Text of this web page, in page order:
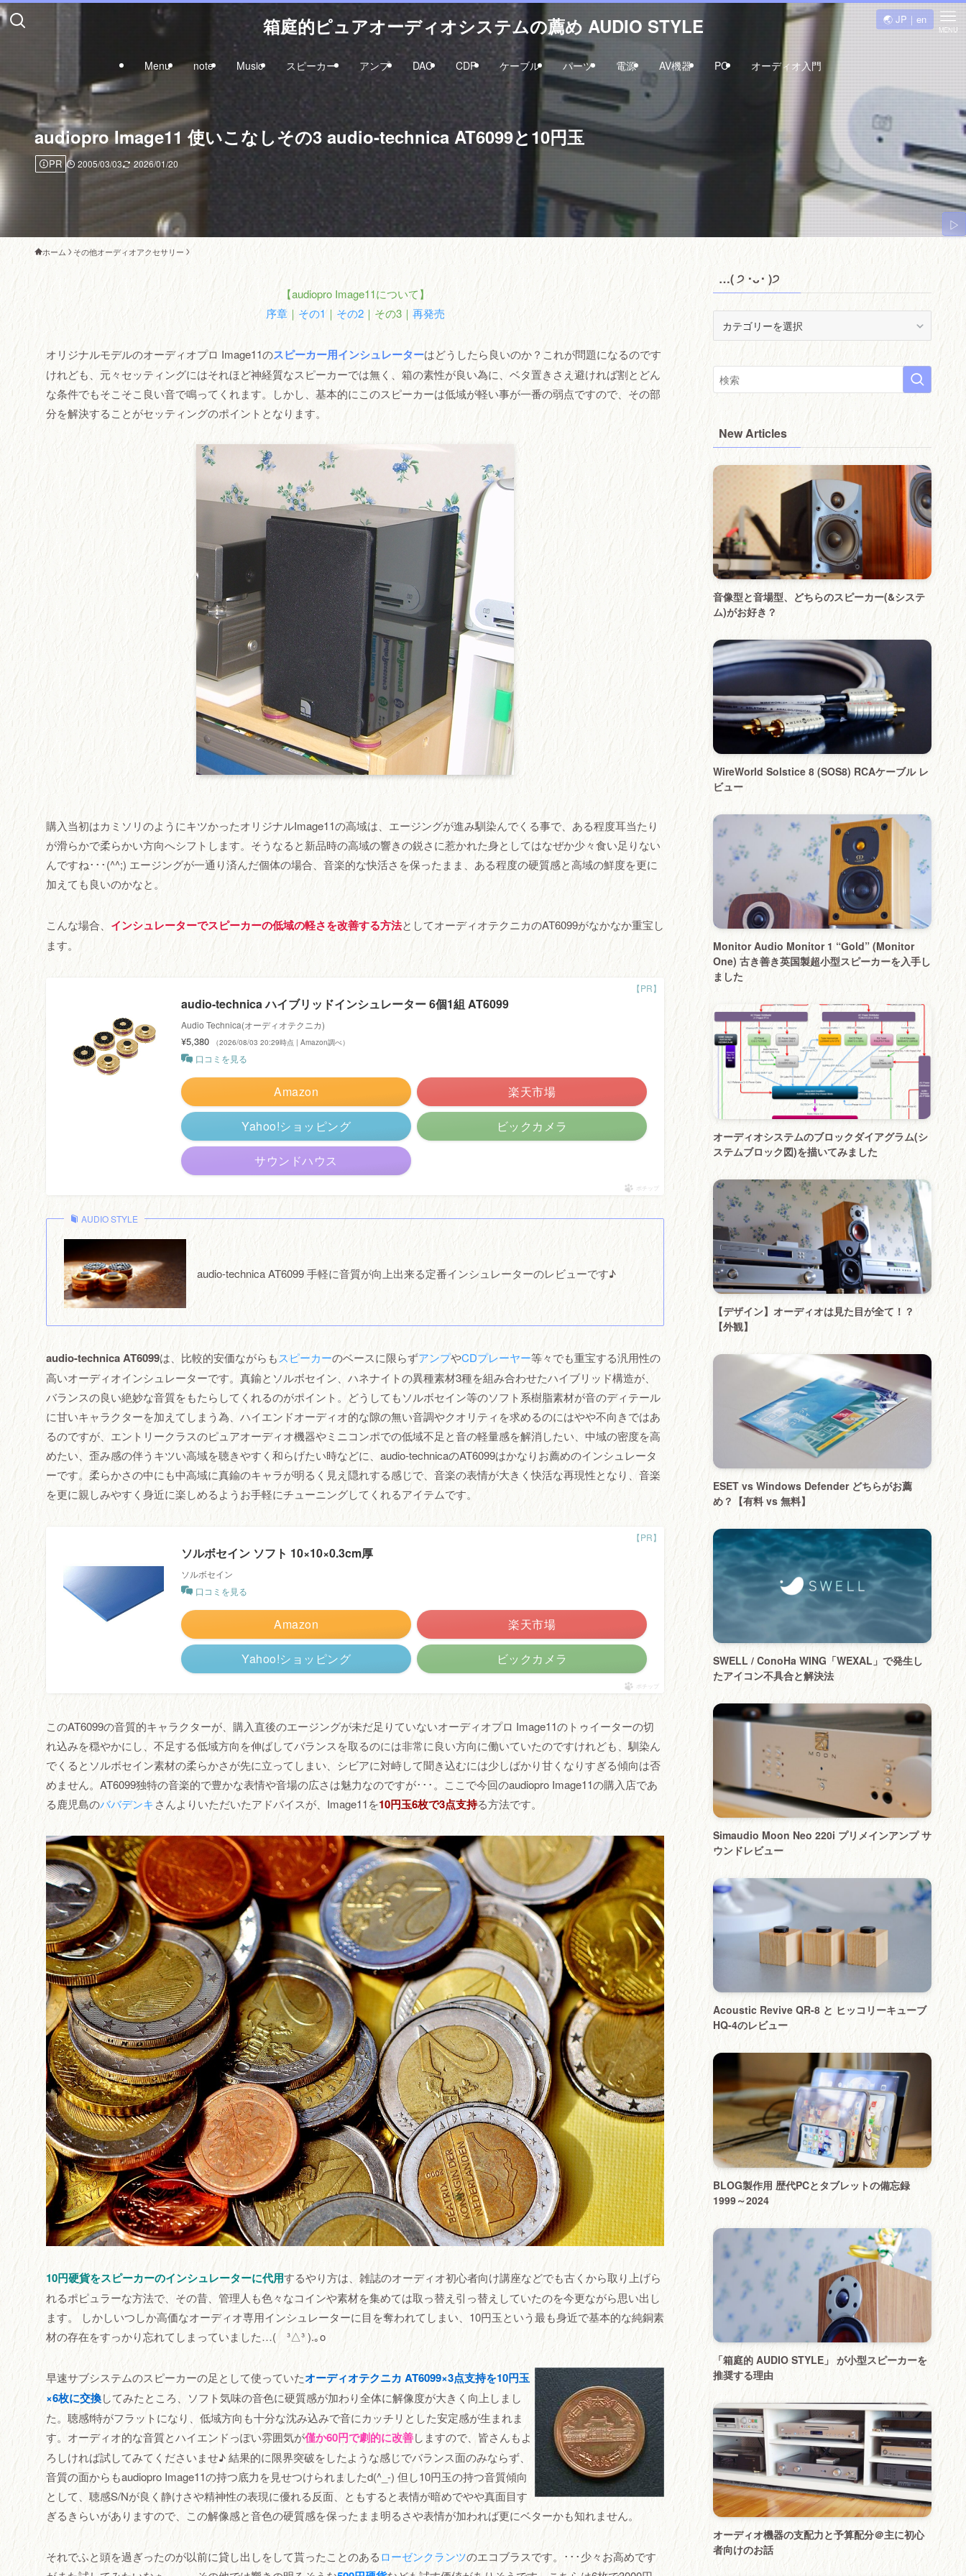
箱庭的ピュアオーディオシステムの薦め AUDIO STYLE
Menu note Music スピーカー アンプ DAC CDP ケーブル パーツ 電源 AV機器 PC オーディオ入門
MENU
audiopro Image11 使いこなしその3 audio-technica AT6099と10円玉
PR 2005/03/03 2026/01/20
ホーム その他オーディオアクセサリー
【audiopro Image11について】
序章｜ その1 ｜ その2｜その3｜ 再発売
オリジナルモデルのオーディオプロ Image11のスピーカー用インシュレーターはどうしたら良いのか？これが問題になるのです
けれども、元々セッティングにはそれほど神経質なスピーカーでは無く、箱の素性が良い為に、ベタ置きさえ避ければ割とどん
な条件でもそこそこ良い音で鳴ってくれます。しかし、基本的にこのスピーカーは低域が軽い事が一番の弱点ですので、その部
分を解決することがセッティングのポイントとなります。
購入当初はカミソリのようにキツかったオリジナルImage11の高域は、エージングが進み馴染んでくる事で、ある程度耳当たり
が滑らかで柔らかい方向へシフトします。そうなると新品時の高域の響きの鋭さに惹かれた身としてはなぜか少々食い足りない
んですね･･･(^^;) エージングが一通り済んだ個体の場合、音楽的な快活さを保ったまま、ある程度の硬質感と高域の鮮度を更に
加えても良いのかなと。
こんな場合、 インシュレーターでスピーカーの低域の軽さを改善する方法としてオーディオテクニカのAT6099がなかなか重宝し
ます。
audio-technica ハイブリッドインシュレーター 6個1組 AT6099
Audio Technica(オーディオテクニカ)
¥5,380 （2026/08/03 20:29時点 | Amazon調べ）
口コミを見る
Amazon 楽天市場
Yahoo!ショッピング ビックカメラ
サウンドハウス
ポチップ
AUDIO STYLE
audio-technica AT6099 手軽に音質が向上出来る定番インシュレーターのレビューです♪
audio-technica AT6099は、比較的安価ながらもスピーカーのベースに限らずアンプやCDプレーヤー等々でも重宝する汎用性の
高いオーディオインシュレーターです。真鍮とソルボセイン、ハネナイトの異種素材3種を組み合わせたハイブリッド構造が、
バランスの良い絶妙な音質をもたらしてくれるのがポイント。どうしてもソルボセイン等のソフト系樹脂素材が音のディテール
に甘いキャラクターを加えてしまう為、ハイエンドオーディオ的な隙の無い音調やクオリティを求めるのにはやや不向きではあ
るのですが、エントリークラスのピュアオーディオ機器やミニコンポでの低域不足と音の軽量感を解消したい、中域の密度を高
めたい、歪み感の伴うキツい高域を聴きやすく和らげたい時などに、audio-technicaのAT6099はかなりお薦めのインシュレータ
ーです。柔らかさの中にも中高域に真鍮のキャラが明るく見え隠れする感じで、音楽の表情が大きく快活な再現性となり、音楽
を更に親しみやすく身近に楽しめるようお手軽にチューニングしてくれるアイテムです。
ソルボセイン ソフト 10×10×0.3cm厚
ソルボセイン
口コミを見る
Amazon 楽天市場
Yahoo!ショッピング ビックカメラ
ポチップ
このAT6099の音質的キャラクターが、購入直後のエージングが未だ足りていないオーディオプロ Image11のトゥイーターの切
れ込みを穏やかにし、不足する低域方向を伸ばしてバランスを取るのには非常に良い方向に働いていたのですけれども、馴染ん
でくるとソルボセイン素材の柔らかさが先に立ってしまい、シビアに対峙して聞き込むには少しばかり甘くなりすぎる傾向は否
めません。AT6099独特の音楽的で豊かな表情や音場の広さは魅力なのですが･･･。ここで今回のaudiopro Image11の購入店であ
る鹿児島のババデンキさんよりいただいたアドバイスが、Image11を10円玉6枚で3点支持る方法です。
10円硬貨をスピーカーのインシュレーターに代用するやり方は、雑誌のオーディオ初心者向け講座などでも古くから取り上げら
れるポピュラーな方法で、その昔、管理人も色々なコインや素材を集めては取っ替え引っ替えしていたのを今更ながら思い出し
ます。 しかしいつしか高価なオーディオ専用インシュレーターに目を奪われてしまい、10円玉という最も身近で基本的な純銅素
材の存在をすっかり忘れてしまっていました…( ³△³ ).｡o
早速サブシステムのスピーカーの足として使っていたオーディオテクニカ AT6099×3点支持を10円玉
×6枚に交換してみたところ、ソフト気味の音色に硬質感が加わり全体に解像度が大きく向上しまし
た。聴感f特がフラットになり、低域方向も十分な沈み込みで音にカッチリとした安定感が生まれま
す。オーディオ的な音質とハイエンドっぽい雰囲気が僅か60円で劇的に改善しますので、皆さんもよ
ろしければ試してみてくださいませ♪ 結果的に限界突破をしたような感じでバランス面のみならず、
音質の面からもaudiopro Image11の持つ底力を見せつけられましたd(^_-) 但し10円玉の持つ音質傾向
として、聴感S/Nが良く静けさや精神性の表現に優れる反面、ともすると表情が暗めでやや真面目す
ぎるきらいがありますので、この解像感と音色の硬質感を保ったまま明るさや表情が加われば更にベターかも知れません。
それでふと頭を過ぎったのが以前に貸し出しをして貰ったことのあるローゼンクランツのエコブラスです。･･･少々お高めです
…( ੭ ･ᴗ･ )੭
･
ᴗ･
)੭
New Articles
音像型と音場型、どちらのスピーカー(&システ
ム)がお好き？
WireWorld Solstice 8 (SOS8) RCAケーブル レ
ビュー
Monitor Audio Monitor 1 “Gold” (Monitor
One) 古き善き英国製超小型スピーカーを入手し
ました
オーディオシステムのブロックダイアグラム(シ
ステムブロック図)を描いてみました
【デザイン】オーディオは見た目が全て！？
【外観】
ESET vs Windows Defender どちらがお薦
め？【有料 vs 無料】
SWELL / ConoHa WING「WEXAL」で発生し
たアイコン不具合と解決法
Simaudio Moon Neo 220i プリメインアンプ サ
ウンドレビュー
Acoustic Revive QR-8 と ヒッコリーキューブ
HQ-4のレビュー
BLOG製作用 歴代PCとタブレットの備忘録
1999～2024
「箱庭的 AUDIO STYLE」 が小型スピーカーを
推奨する理由
オーディオ機器の支配力と予算配分＠主に初心
者向けのお話
▷
🌏 JP｜en